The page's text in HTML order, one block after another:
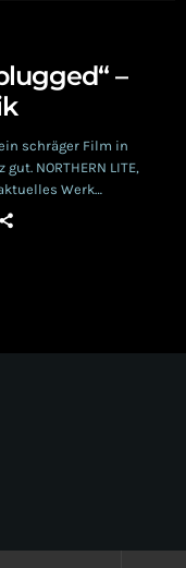
–
schräger Film in
NORTHERN LITE,
Werk
präsentiert Songs
eben